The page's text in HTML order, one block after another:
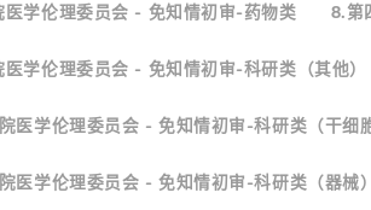
学伦理委员会 - 免知情初审-药物类 8.第
学伦理委员会 - 免知情初审-科研类（其他）
医学伦理委员会 - 免知情初审-科研类（干细胞
医学伦理委员会 - 免知情初审-科研类（器械）